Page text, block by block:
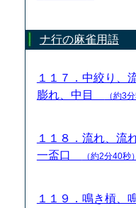
ナ行の麻雀用語
１１７．中絞り、
膨れ、中目
（約3
１１８．流れ、流
一盃口
（約2分40秒）
１１９．鳴き槓、